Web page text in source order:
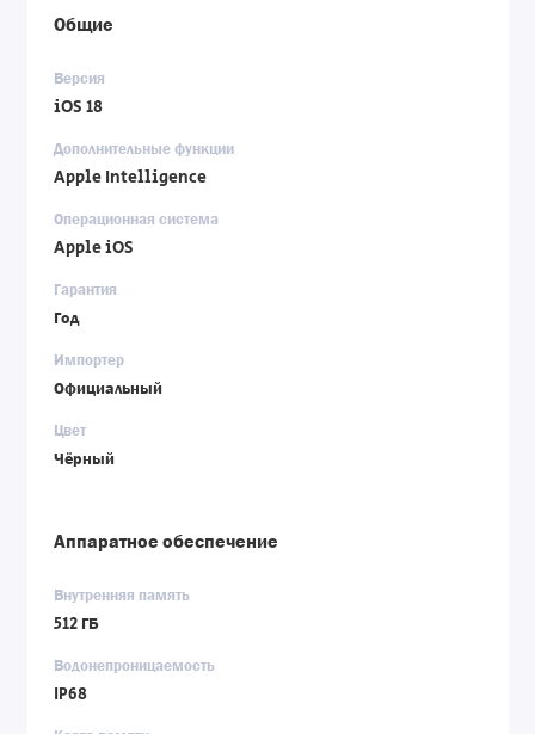
Общие
Версия
iOS 18
Дополнительные функции
Apple Intelligence
Операционная система
Apple iOS
Гарантия
Год
Импортер
Официальный
Цвет
Чёрный
Аппаратное обеспечение
Внутренняя память
512 ГБ
Водонепроницаемость
IP68